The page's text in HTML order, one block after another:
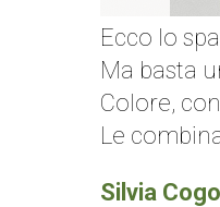
Ecco lo
Ma basta
Colore,
Le
Silvia Cogo